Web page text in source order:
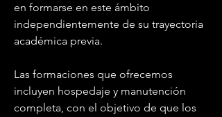
en formarse en este ámbito
independientemente de su trayectoria
académica previa.
Las formaciones que ofrecemos
incluyen hospedaje y manutención
completa, con el objetivo de que los